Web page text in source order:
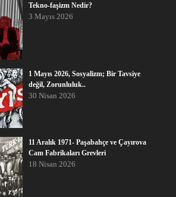
Tekno-faşizm Nedir?
3 Mayıs 2026
1 Mayıs 2026, Sosyalizm; Bir Tavsiye
değil, Zorunluluk..
30 Nisan 2026
11 Aralık 1971- Paşabahçe ve Çayırova
Cam Fabrikaları Grevleri
18 Nisan 2026